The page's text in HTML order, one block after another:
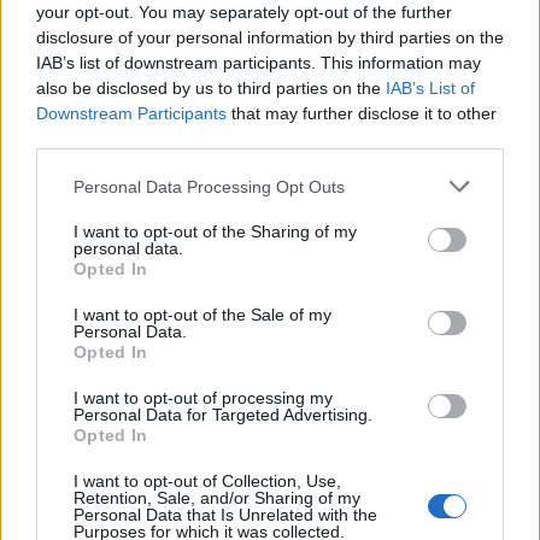
your opt-out. You may separately opt-out of the further
disclosure of your personal information by third parties on the
IAB’s list of downstream participants. This information may
also be disclosed by us to third parties on the IAB’s List of
Downstream Participants that may further disclose it to other
Personal Data Processing Opt Outs
I want to opt-out of the Sharing of my
personal data.
Opted In
I want to opt-out of the Sale of my
Personal Data.
Opted In
I want to opt-out of processing my
Personal Data for Targeted Advertising.
Opted In
I want to opt-out of Collection, Use,
Retention, Sale, and/or Sharing of my
Personal Data that Is Unrelated with the
Purposes for which it was collected.
Kā atpazīt nopietni bojātu auto?
Pat ja spēkrats negadījumā ir nopietni bojāts, tas
nenozīmē, ka to uzreiz būtu jānodod metāllūžņos.
Autorizētā servisā kvalitatīvi un atbilstoši salabojot
transportlīdzekli, ir iespējams to izmantot arī
turpmāk. Taču katrs gadījums ir jāvērtē atsevišķi, lai
gūtiem bojājumiem ir nevienmērīgs riepu protektoru
atlikums. Testa brauciena laikā ir ieteicams
pārliecināties, ka auto spēj pārvietoties taisni, strauji
"nepeldot" uz vienu vai otru pusi. Braukšanas brīdī ir
piekares ir dzirdami neparasti trokšņi.